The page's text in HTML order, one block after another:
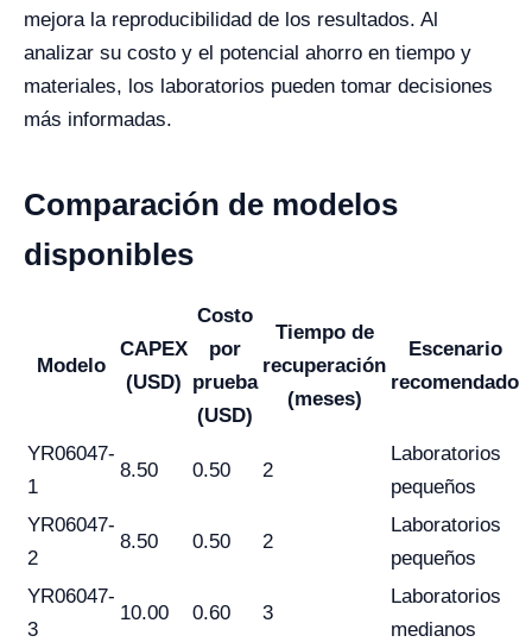
mejora la reproducibilidad de los resultados. Al
analizar su costo y el potencial ahorro en tiempo y
materiales, los laboratorios pueden tomar decisiones
más informadas.
Comparación de modelos
disponibles
Modelo
CAPEX
(USD)
Costo
por
prueba
(USD)
Tiempo de
recuperación
(meses)
Escenario
recomendado
YR06047-
1
8.50 0.50 2
Laboratorios
pequeños
YR06047-
2
8.50 0.50 2
Laboratorios
pequeños
YR06047-
3
10.00 0.60 3
Laboratorios
medianos